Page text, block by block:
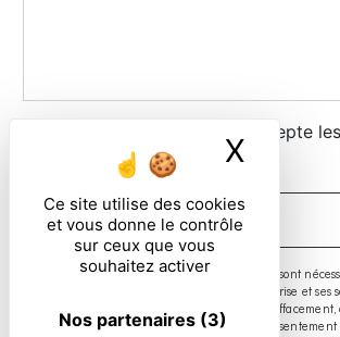
Ce site utilise des cookies
et vous donne le contrôle
sur ceux que vous
souhaitez activer
Nos partenaires (3)
X
En cochant cette case, j'accepte
particulières ci-dessous **
ENVOYER
** Les données personnelles communiquées sont
vous contacter. Elles sont destinées à l'entreprise et ses
disposez de droits d’accès, de rectification,
limitation, d’opposition, de retrait de votre